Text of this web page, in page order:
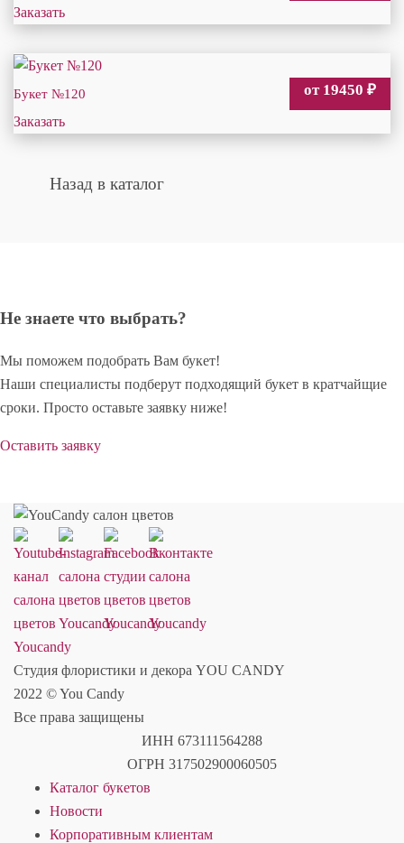
Заказать
Букет №120 от 19450 ₽
Заказать
Назад в каталог
Не знаете что выбрать?
Мы поможем подобрать Вам букет!
Наши специалисты подберут подходящий букет в кратчайщие
сроки. Просто оставьте заявку ниже!
Оставить заявку
Студия флористики и декора YOU CANDY
2022 © You Candy
Все права защищены
ИНН 673111564288
ОГРН 317502900060505
Каталог букетов
Новости
Корпоративным клиентам